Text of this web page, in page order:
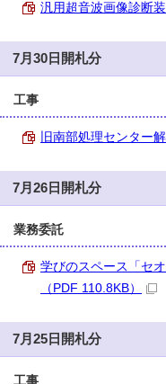
汎用超音波画像診断
7月30日開札分
工事
旧南部処理センター
7月26日開札分
業務委託
学びのスペース「セ
（PDF 110.8KB）
7月25日開札分
工事